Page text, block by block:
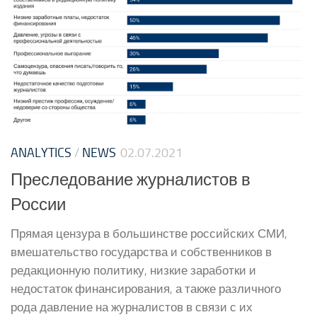
ANALYTICS / NEWS 02.07.2021
Преследование журналистов в
России
Прямая цензура в большинстве российских СМИ,
вмешательство государства и собственников в
редакционную политику, низкие заработки и
недостаток финансирования, а также различного
рода давление на журналистов в связи с их